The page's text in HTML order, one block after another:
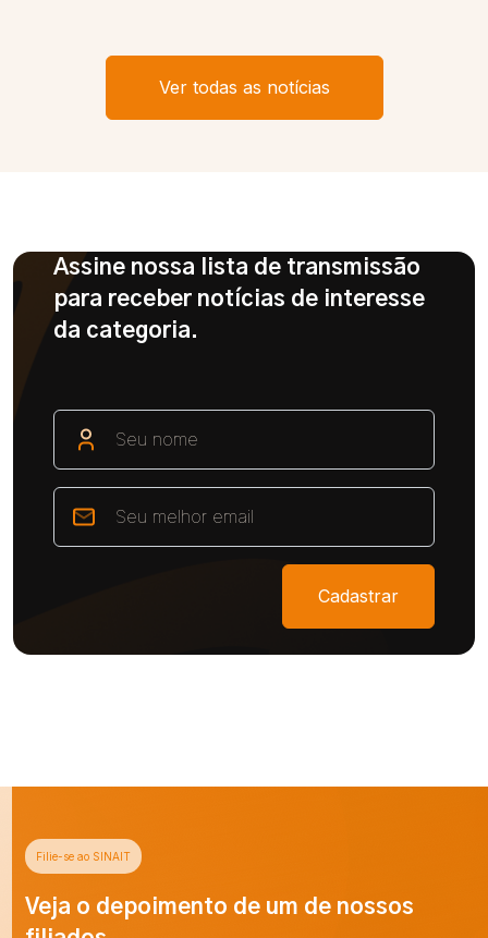
Ver todas as notícias
Assine nossa lista de transmissão
para receber notícias de interesse
da categoria.
Cadastrar
Filie-se ao SINAIT
Veja o depoimento de um de nossos